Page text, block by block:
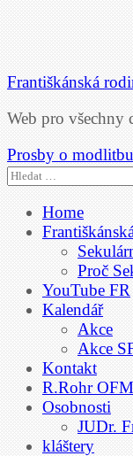
Františkánská
Web pro všechny
Prosby o modlitbu
Vyhledávání
Home
Proč
YouTube FR
Kalendář
Akce
Akce
Kontakt
R.Rohr OFM
Osobnosti
JUDr.
kláštery